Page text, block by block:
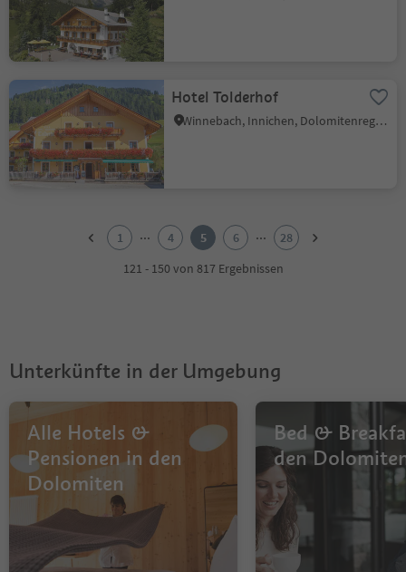
Hotel Tolderhof
Winnebach, Innichen, Dolomitenregion 3 Zinnen
10
12
15
17
1 ... 4 5 6 ...
28
121 - 150 von 817 Ergebnissen
Unterkünfte in der Umgebung
Alle Hotels &
Pensionen in den
Dolomiten
Bed &
den